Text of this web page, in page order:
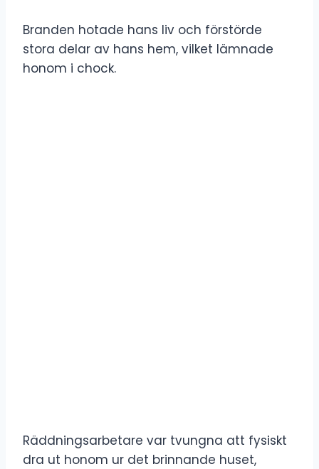
Branden hotade hans liv och förstörde
stora delar av hans hem, vilket lämnade
honom i chock.
Räddningsarbetare var tvungna att fysiskt
dra ut honom ur det brinnande huset,